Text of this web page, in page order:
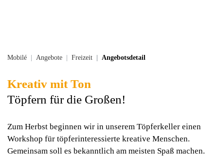
Mobilé Angebote Freizeit Angebotsdetail
Kreativ mit Ton
Töpfern für die Großen!
Zum Herbst beginnen wir in unserem Töpferkeller einen
Workshop für töpferinteressierte kreative Menschen.
Gemeinsam soll es bekanntlich am meisten Spaß machen.